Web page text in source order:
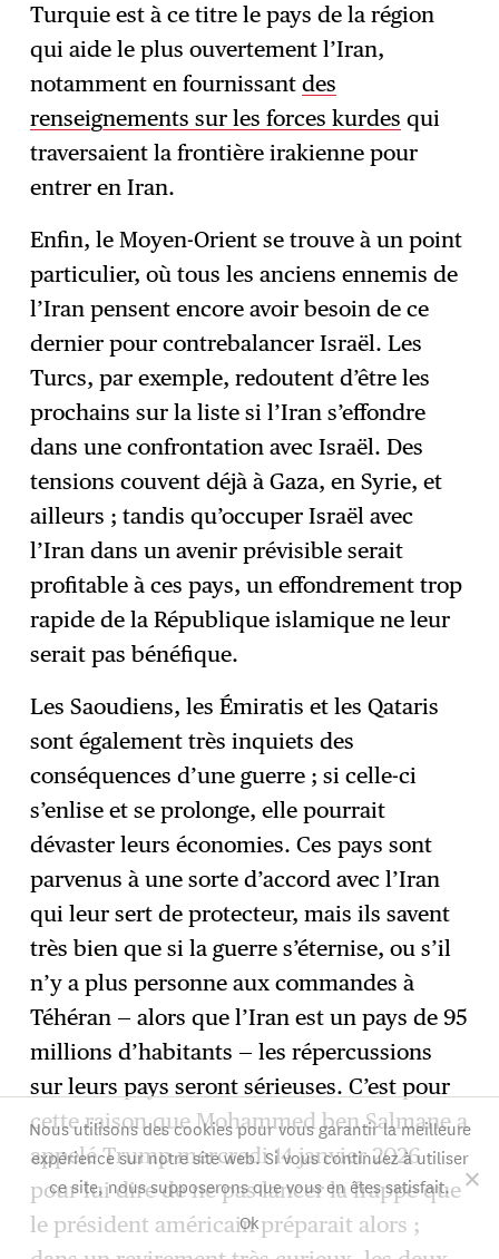
Turquie est à ce titre le pays de la région
qui aide le plus ouvertement l’Iran,
notamment en fournissantdes
renseignements sur les forces kurdes qui
traversaient la frontière irakienne pour
entrer en Iran.
Enfin, le Moyen-Orient se trouve à un point
particulier, où tous les anciens ennemis de
l’Iran pensent encore avoir besoin de ce
dernier pour contrebalancer Israël. Les
Turcs, par exemple, redoutent d’être les
prochains sur la liste si l’Iran s’effondre
dans une confrontation avec Israël. Des
tensions couvent déjà à Gaza, en Syrie, et
ailleurs ; tandis qu’occuper Israël avec
l’Iran dans un avenir prévisible serait
profitable à ces pays, un effondrement trop
rapide de la République islamique ne leur
serait pas bénéfique.
Les Saoudiens, les Émiratis et les Qataris
sont également très inquiets des
conséquences d’une guerre ; si celle-ci
s’enlise et se prolonge, elle pourrait
dévaster leurs économies. Ces pays sont
parvenus à une sorte d’accord avec l’Iran
qui leur sert de protecteur, mais ils savent
très bien que si la guerre s’éternise, ou s’il
n’y a plus personne aux commandes à
Téhéran — alors que l’Iran est un pays de 95
millions d’habitants — les répercussions
sur leurs pays seront sérieuses. C’est pour
cette raison que Mohammed ben Salmane a
appelé Trump mercredi 14 janvier 2026
pour lui dire de ne pas lancer la frappe que
le président américain préparait alors ;
Nous utilisons des cookies pour vous garantir la meilleure
expérience sur notre site web. Si vous continuez à utiliser
ce site, nous supposerons que vous en êtes satisfait.
Ok